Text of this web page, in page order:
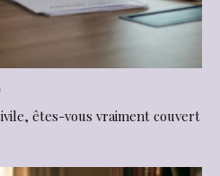
êtes-vous vraiment couvert